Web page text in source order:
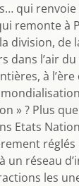
qui
remonte à
division, de
dans l’air
à l’ère
» ? Plus que
Etats
un réseau
les